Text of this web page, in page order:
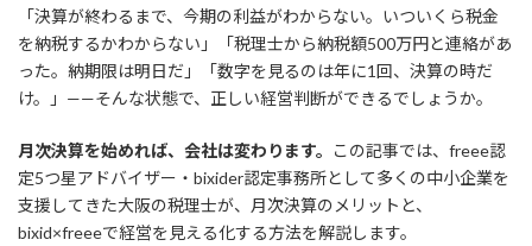
「決算が終わるまで、今期の利益がわからない。いついくら税金
を納税するかわからない」「税理士から納税額500万円と連絡があ
った。納期限は明日だ」「数字を見るのは年に1回、決算の時だ
け。」——そんな状態で、正しい経営判断ができるでしょうか。
月次決算を始めれば、会社は変わります。
この記事では、freee認
定5つ星アドバイザー・bixider認定事務所として多くの中小企業を
支援してきた大阪の税理士が、月次決算のメリットと、
bixid×freeeで経営を見える化する方法を解説します。